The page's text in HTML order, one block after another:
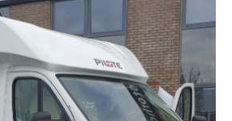
CONTACT
MOTORHOMES
CARAVANS
MOTORHOMES IN VERHUUR
ONDERHOUD